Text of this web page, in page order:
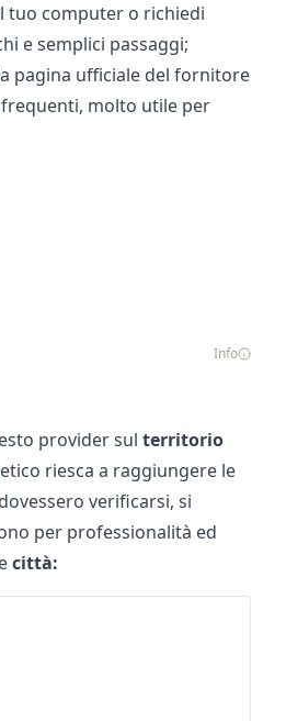
tuo computer o richiedi
e semplici passaggi;
pagina ufficiale del fornitore
molto utile per
Info
provider sul territorio
riesca a raggiungere le
verificarsi, si
per professionalità ed
ecittà: